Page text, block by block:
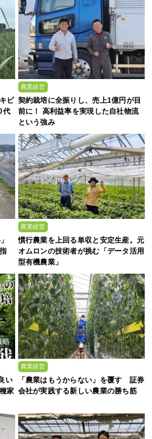
ビ
代
農業経営
契約栽培に全振りし、売上1億円が目
前に！ 高利益率を実現した自社物流
という強み
農業経営
慣行農業を上回る単収と安定生産。元
オムロンの技術者が挑む「データ活用
型有機農業」
い
家
農業経営
「農業はもうからない」を覆す 証券
会社が実践する新しい農業の勝ち筋